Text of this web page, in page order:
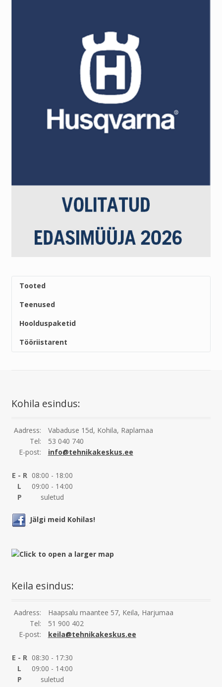
Tooted
Teenused
Hoolduspaketid
Tööriistarent
Kohila esindus:
Aadress:
Vabaduse 15d, Kohila, Raplamaa
Tel:
53 040 740
E-post:
info@tehnikakeskus.ee
E - R 08:00 - 18:00
L
09:00 - 14:00
P
suletud
Jälgi meid Kohilas!
Keila esindus:
Aadress:
Haapsalu maantee 57, Keila, Harjumaa
Tel:
51 900 402
E-post:
keila@tehnikakeskus.ee
E - R 08:30 - 17:30
L
09:00 - 14:00
P
suletud